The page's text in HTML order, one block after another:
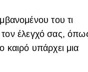
του τι
τον έλεγχό σας,
καιρό υπάρχει μια